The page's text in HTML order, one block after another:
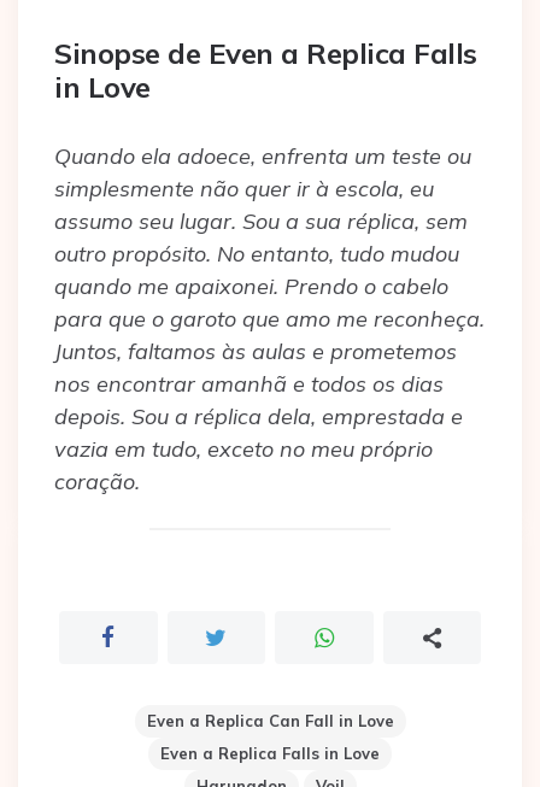
Sinopse de Even a Replica Falls
in Love
Quando ela adoece, enfrenta um teste ou
simplesmente não quer ir à escola, eu
assumo seu lugar. Sou a sua réplica, sem
outro propósito. No entanto, tudo mudou
quando me apaixonei. Prendo o cabelo
para que o garoto que amo me reconheça.
Juntos, faltamos às aulas e prometemos
nos encontrar amanhã e todos os dias
depois. Sou a réplica dela, emprestada e
vazia em tudo, exceto no meu próprio
coração.
Even a Replica Can Fall in Love
Even a Replica Falls in Love